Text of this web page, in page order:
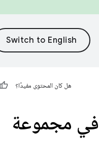
هل كان المحتوى مفيدًا؟
في مجموعة